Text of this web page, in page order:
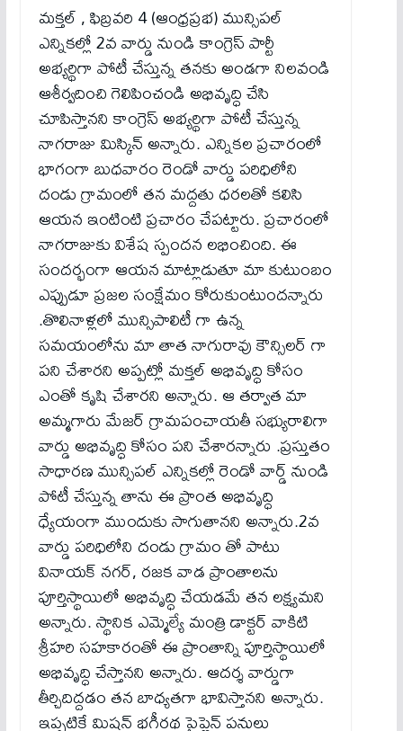
మక్తల్ , ఫిబ్రవరి 4 (ఆంధ్రప్రభ) మున్సిపల్
ఎన్నికల్లో 2వ వార్డు నుండి కాంగ్రెస్ పార్టీ
అభ్యర్థిగా పోటీ చేస్తున్న తనకు అండగా నిలవండి
ఆశీర్వదించి గెలిపించండి అభివృద్ధి చేసి
చూపిస్తానని కాంగ్రెస్ అభ్యర్థిగా పోటీ చేస్తున్న
నాగరాజు మిస్కిన్ అన్నారు. ఎన్నికల ప్రచారంలో
భాగంగా బుధవారం రెండో వార్డు పరిధిలోని
దండు గ్రామంలో తన మద్దతు ధరలతో కలిసి
ఆయన ఇంటింటి ప్రచారం చేపట్టారు. ప్రచారంలో
నాగరాజుకు విశేష స్పందన లభించింది. ఈ
సందర్భంగా ఆయన మాట్లాడుతూ మా కుటుంబం
ఎప్పుడూ ప్రజల సంక్షేమం కోరుకుంటుందన్నారు
.తొలినాళ్లలో మున్సిపాలిటీ గా ఉన్న
సమయంలోను మా తాత నాగురావు కౌన్సిలర్ గా
పని చేశారని అప్పట్లో మక్తల్ అభివృద్ధి కోసం
ఎంతో కృషి చేశారని అన్నారు. ఆ తర్వాత మా
అమ్మగారు మేజర్ గ్రామపంచాయతీ సభ్యురాలిగా
వార్డు అభివృద్ధి కోసం పని చేశారన్నారు .ప్రస్తుతం
సాధారణ మున్సిపల్ ఎన్నికల్లో రెండో వార్డ్ నుండి
పోటీ చేస్తున్న తాను ఈ ప్రాంత అభివృద్ధి
ధ్యేయంగా ముందుకు సాగుతానని అన్నారు.2వ
వార్డు పరిధిలోని దండు గ్రామం తో పాటు
వినాయక్ నగర్, రజక వాడ ప్రాంతాలను
పూర్తిస్థాయిలో అభివృద్ధి చేయడమే తన లక్ష్యమని
అన్నారు. స్థానిక ఎమ్మెల్యే మంత్రి డాక్టర్ వాకిటి
శ్రీహరి సహకారంతో ఈ ప్రాంతాన్ని పూర్తిస్థాయిలో
అభివృద్ధి చేస్తానని అన్నారు. ఆదర్శ వార్డుగా
తీర్చిదిద్దడం తన బాధ్యతగా భావిస్తానని అన్నారు.
ఇప్పటికే మిషన్ భగీరథ పైప్లైన్ పనులు